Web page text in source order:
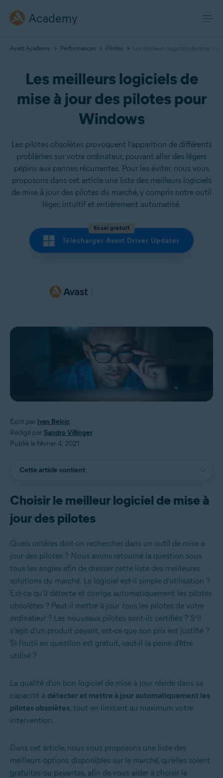
Academy
Avast Academy Performances Pilotes Les meilleurs logiciels de mise à
Les meilleurs logiciels de
mise à jour des pilotes pour
Windows
Les pilotes obsolètes provoquent l’apparition de différents
problèmes sur votre ordinateur, pouvant aller des légers
pépins aux pannes récurrentes. Pour les éviter, nous vous
proposons dans cet article une liste des meilleurs logiciels
de mise à jour des pilotes du marché, y compris notre outil
léger, intuitif et entièrement automatisé.
Essai gratuit
Télécharger Avast Driver Updater
Écrit par Ivan Belcic
Rédigé par Sandro Villinger
Publié le février 4, 2021
Cette article contient
Choisir le meilleur logiciel de mise à
jour des pilotes
Quels critères doit-on rechercher dans un outil de mise à
jour des pilotes ? Nous avons retourné la question sous
tous les angles afin de dresser cette liste des meilleures
solutions du marché. Le logiciel est-il simple d’utilisation ?
Est-ce qu'il détecte et corrige automatiquement les pilotes
obsolètes ? Peut-il mettre à jour tousles pilotes de votre
ordinateur ? Les nouveaux pilotes sont-ils certifiés ? S’il
s’agit d’un produit payant, est-ce que son prix est justifié ?
Si l’outil en question est gratuit, vaut-il la peine d’être
utilisé ?
La qualité d’un bon logiciel de mise à jour réside dans sa
capacité à détecter et mettre à jour automatiquement les
pilotes obsolètes, tout en limitant au maximum votre
intervention.
Dans cet article, nous vous proposons une liste des
meilleurs options disponibles sur le marché, qu’elles soient
gratuites ou payantes, afin de vous aider à choisir le